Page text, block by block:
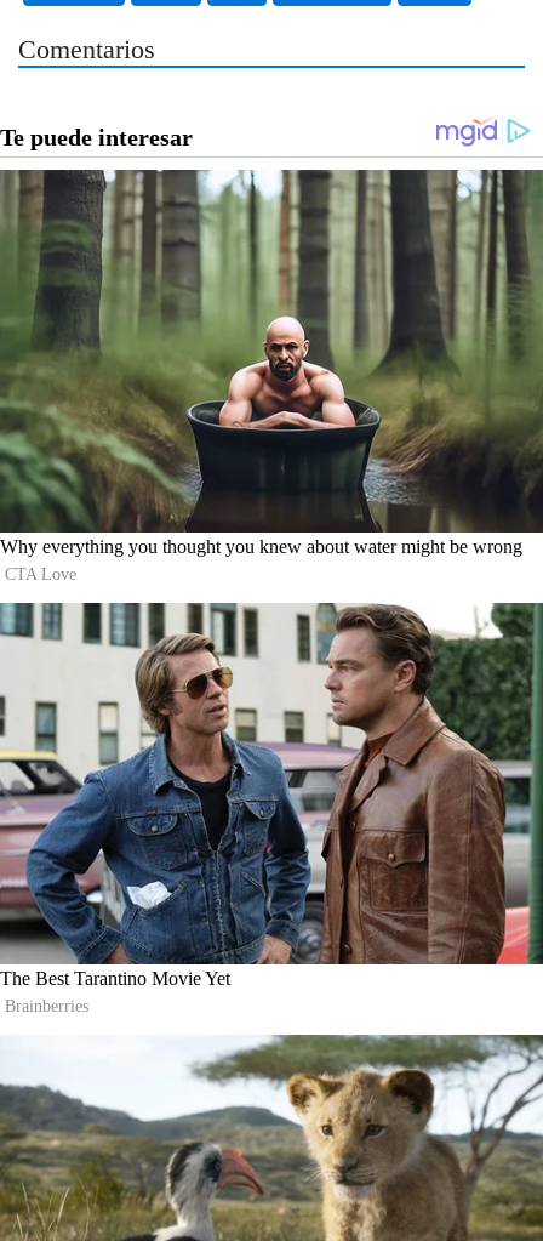
Comentarios